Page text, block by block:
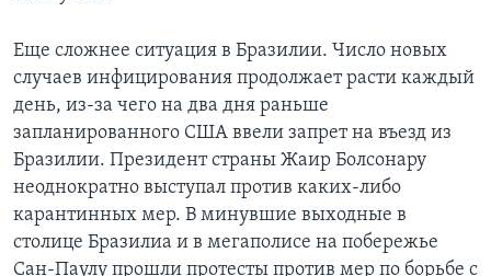
Еще сложнее ситуация в Бразилии. Число новых
случаев инфицирования продолжает расти каждый
день, из-за чего на два дня раньше
запланированного США ввели запрет на въезд из
Бразилии. Президент страны Жаир Болсонару
неоднократно выступал против каких-либо
карантинных мер. В минувшие выходные в
столице Бразилиа и в мегаполисе на побережье
Сан-Паулу прошли протесты против мер по борьбе с